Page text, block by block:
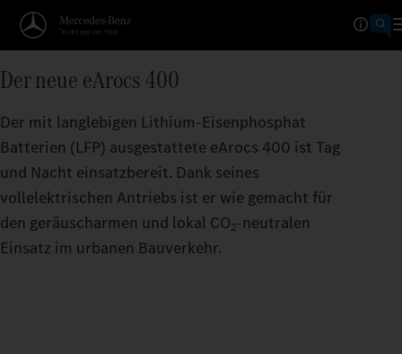
Der neue eArocs 400
Der mit langlebigen Lithium-Eisenphosphat
Batterien (LFP) ausgestattete eArocs 400 ist Tag
und Nacht einsatzbereit. Dank seines
vollelektrischen Antriebs ist er wie gemacht für
den geräuscharmen und lokal CO2‑neutralen
Einsatz im urbanen Bauverkehr.
4
5
6
7
8
9